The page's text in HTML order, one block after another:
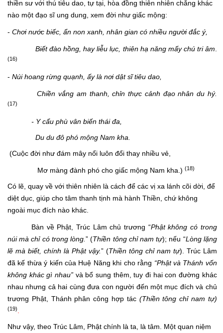
thiền sư với thú tiêu dao, tự tại, hòa đồng thiên nhiên chẳng khác
nào một đạo sĩ ung dung, xem đời như giấc mộng:
- Chơi nước biếc, ẩn non xanh, nhân gian có nhiều người đắc ý,
Biết đào hồng, hay liễu lục, thiên hạ năng mấy chú tri âm
(16)
- Núi hoang rừng quạnh, ấy là nơi dật sĩ tiêu dao,
Chiền vắng am thanh, chỉn thực cảnh đạo nhân du hý.
(17)
- Y cẩu phù vân biến thái đa,
Du du đô phó mộng Nam kha.
(Cuộc đời như đám mây nổi luôn đổi thay nhiều vẻ,
Mơ màng đành phó cho giấc mộng Nam kha.) (18)
Có lẽ, quay về với thiên nhiên là cách để các vị xa lánh cõi dời, để
diệt dục, giúp cho tâm thanh tịnh mà hành Thiền, chứ không
ngoài mục đích nào khác.
Bàn về Phật, Trúc Lâm chủ trương “Phật không có trong
núi mà chỉ có trong lòng.” (Thiền tông chỉ nam tự); nếu “Lòng lặng
lẽ mà biết, chính là Phật vậy.” (Thiền tông chỉ nam tự). Trúc Lâm
đã kế thừa ý kiến của Huệ Năng khi cho rằng “Phật và Thánh vốn
không khác gì nhau” và bổ sung thêm, tuy đi hai con đường khác
nhau nhưng cả hai cùng đưa con người đến một mục đích và chủ
trương Phật, Thánh phân công hợp tác (Thiền tông chỉ nam tự)
(19)
Như vậy, theo Trúc Lâm, Phật chính là ta, là tâm. Một quan niệm